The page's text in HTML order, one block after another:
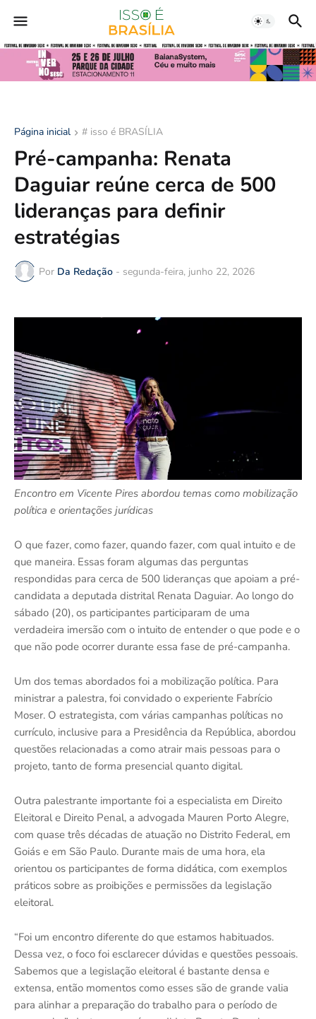
Página inicial # isso é BRASÍLIA
Pré-campanha: Renata
Daguiar reúne cerca de 500
lideranças para definir
estratégias
Por Da Redação - segunda-feira, junho 22, 2026
Encontro em Vicente Pires abordou temas como mobilização
política e orientações jurídicas
O que fazer, como fazer, quando fazer, com qual intuito e de
que maneira. Essas foram algumas das perguntas
respondidas para cerca de 500 lideranças que apoiam a pré-
candidata a deputada distrital Renata Daguiar. Ao longo do
sábado (20), os participantes participaram de uma
verdadeira imersão com o intuito de entender o que pode e o
que não pode ocorrer durante essa fase de pré-campanha.
Um dos temas abordados foi a mobilização política. Para
ministrar a palestra, foi convidado o experiente Fabrício
Moser. O estrategista, com várias campanhas políticas no
currículo, inclusive para a Presidência da República, abordou
questões relacionadas a como atrair mais pessoas para o
projeto, tanto de forma presencial quanto digital.
Outra palestrante importante foi a especialista em Direito
Eleitoral e Direito Penal, a advogada Mauren Porto Alegre,
com quase três décadas de atuação no Distrito Federal, em
Goiás e em São Paulo. Durante mais de uma hora, ela
orientou os participantes de forma didática, com exemplos
práticos sobre as proibições e permissões da legislação
eleitoral.
“Foi um encontro diferente do que estamos habituados.
Dessa vez, o foco foi esclarecer dúvidas e questões pessoais.
Sabemos que a legislação eleitoral é bastante densa e
extensa, então momentos como esses são de grande valia
para alinhar a preparação do trabalho para o período de